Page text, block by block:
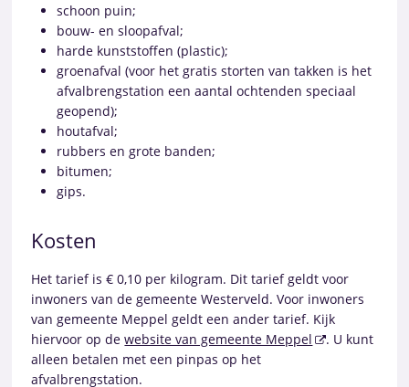
schoon puin;
bouw- en sloopafval;
harde kunststoffen (plastic);
groenafval (voor het gratis storten van takken is het
afvalbrengstation een aantal ochtenden speciaal
geopend);
houtafval;
rubbers en grote banden;
bitumen;
gips.
Kosten
Het tarief is € 0,10 per kilogram. Dit tarief geldt voor
inwoners van de gemeente Westerveld. Voor inwoners
van gemeente Meppel geldt een ander tarief. Kijk
hiervoor op dewebsite van gemeente Meppel
. U kunt
alleen betalen met een pinpas op het
afvalbrengstation.